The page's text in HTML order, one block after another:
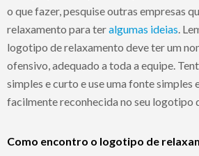
o que fazer, pesquise outras empresas
relaxamento para teralgumas ideias .
logotipo de relaxamento deve ter um
ofensivo, adequado a toda a equipe.
simples e curto e use uma fonte simples
facilmente reconhecida no seu logotipo
Como encontro o logotipo de